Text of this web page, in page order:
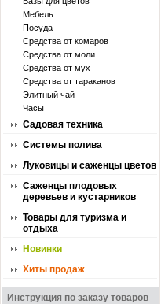
Мебель
Посуда
Средства от комаров
Средства от моли
Средства от мух
Средства от тараканов
Элитный чай
Часы
Садовая техника
Системы полива
Луковицы и саженцы цветов
Саженцы плодовых
деревьев и кустарников
Товары для туризма и
отдыха
Новинки
Хиты продаж
Инструкция по заказу товаров